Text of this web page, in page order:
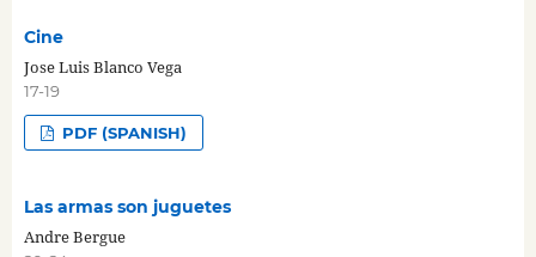
Cine
Jose Luis Blanco Vega
17-19
PDF (SPANISH)
Las armas son juguetes
Andre Bergue